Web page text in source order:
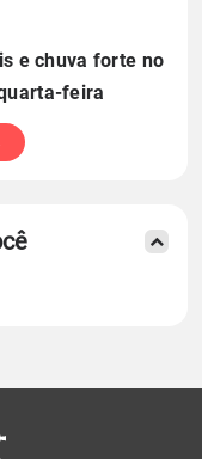
e chuva forte no
feira